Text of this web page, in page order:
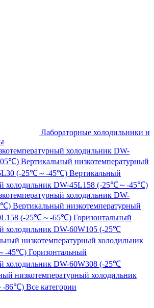
Лабораторные холодильники и
холодильник DW-
Вертикальный низкотемпературный
(-25℃～-45℃) Вертикальный
холодильник DW-45L158 (-25℃～-45℃)
холодильник DW-
Вертикальный низкотемпературный
(-25℃～-65℃) Горизонтальный
холодильник DW-60W105 (-25℃
низкотемпературный холодильник
-45℃) Горизонтальный
холодильник DW-60W308 (-25℃
низкотемпературный холодильник
-86℃) Все категории